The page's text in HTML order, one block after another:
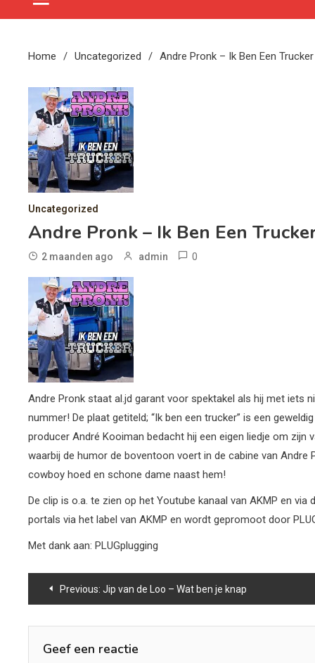
Home Uncategorized Andre Pronk – Ik Ben Een Trucker
Uncategorized
Andre Pronk – Ik Ben Een
2 maanden ago admin 0
Andre Pronk staat al.jd garant voor spektakel als hij met iets
nummer! De plaat getiteld; “Ik ben een trucker” is een
producer André Kooiman bedacht hij een eigen liedje om
waarbij de humor de boventoon voert in de cabine van
cowboy hoed en schone dame naast hem!
De clip is o.a. te zien op het Youtube kanaal van AKMP en
portals via het label van AKMP en wordt gepromoot door
Met dank aan: PLUGplugging
Bericht
navigatie
Previous: Jip van de Loo – Wat ben je knap
Geef een reactie